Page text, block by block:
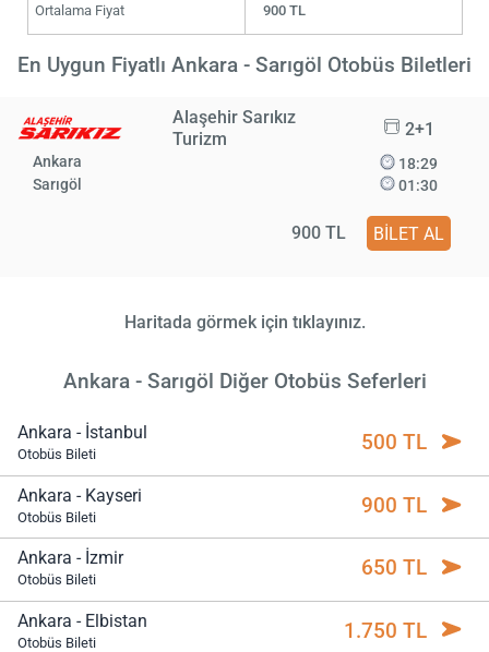
Ortalama Fiyat 900 TL
En Uygun Fiyatlı Ankara - Sarıgöl Otobüs Biletleri
Alaşehir Sarıkız
Turizm
2+1
Ankara
Sarıgöl
18:29
01:30
900 TL BİLET AL
Haritada görmek için tıklayınız.
Ankara - Sarıgöl Diğer Otobüs Seferleri
Ankara - İstanbul
Otobüs Bileti 500 TL
Ankara - Kayseri
Otobüs Bileti 900 TL
Ankara - İzmir
Otobüs Bileti 650 TL
Ankara - Elbistan
Otobüs Bileti 1.750 TL